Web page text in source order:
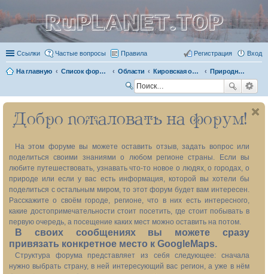
RuPLANET.TOP
Ссылки Частые вопросы Правила Вход
Регистрация
На главную Список форумов Области Кировская область 43 Природные объекты
ск
Добро пожаловать на форум!
На этом форуме вы можете оставить отзыв, задать вопрос или
поделиться своими знаниями о любом регионе страны. Если вы
любите путешествовать, узнавать что-то новое о людях, о городах, о
природе или если у вас есть информация, которой вы хотели бы
поделиться с остальным миром, то этот форум будет вам интересен.
Расскажите о своём городе, регионе, что в них есть интересного,
какие достопримечательности стоит посетить, где стоит побывать в
первую очередь, а посещение каких мест можно оставить на потом.
В своих сообщениях вы можете сразу
привязать конкретное место к GoogleMaps.
Структура форума представляет из себя следующее: сначала
нужно выбрать страну, в ней интересующий вас регион, а уже в нём